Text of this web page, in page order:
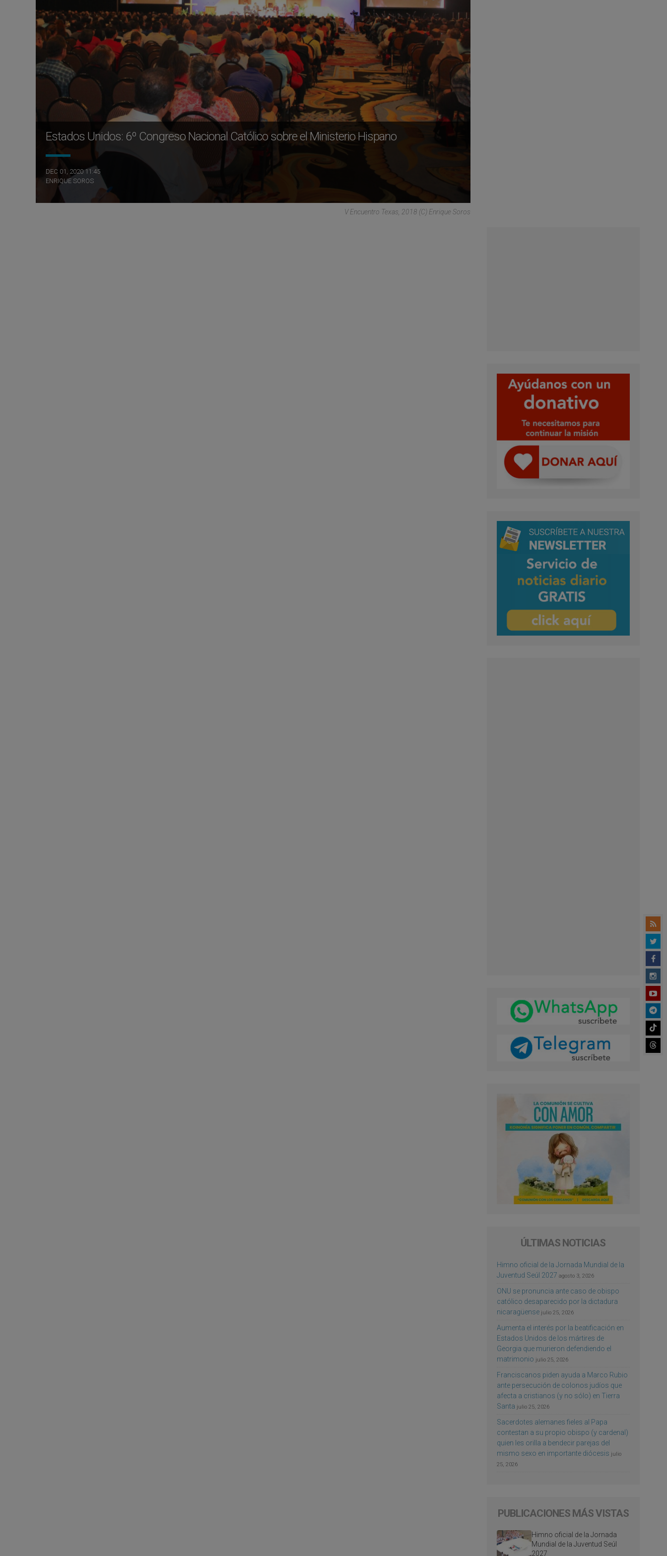
Estados Unidos: 6º Congreso Nacional Católico sobre el Ministerio Hispano
DEC 01, 2020 11:45
ENRIQUE SOROS
V Encuentro Texas, 2018 (C) Enrique Soros
ÚLTIMAS NOTICIAS
Himno oficial de la Jornada Mundial de la
Juventud Seúl 2027 agosto 3, 2026
ONU se pronuncia ante caso de obispo
católico desaparecido por la dictadura
nicaragüense julio 25, 2026
Aumenta el interés por la beatificación en
Estados Unidos de los mártires de
Georgia que murieron defendiendo el
matrimonio julio 25, 2026
Franciscanos piden ayuda a Marco Rubio
ante persecución de colonos judíos que
afecta a cristianos (y no sólo) en Tierra
Santa julio 25, 2026
Sacerdotes alemanes fieles al Papa
contestan a su propio obispo (y cardenal)
quien les orilla a bendecir parejas del
mismo sexo en importante diócesis julio
25, 2026
PUBLICACIONES MÁS VISTAS
Himno oficial de la Jornada
Mundial de la Juventud Seúl
2027